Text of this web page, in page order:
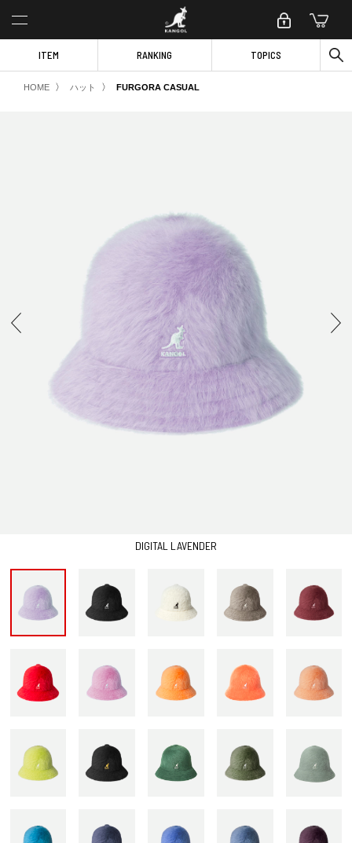
ITEM RANKING TOPICS
HOME 〉 ハット 〉 FURGORA CASUAL
DIGITAL LAVENDER